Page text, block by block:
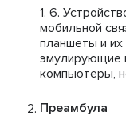
мобильной
планшеты и их
эмулирующие
компьютеры,
Преамбула